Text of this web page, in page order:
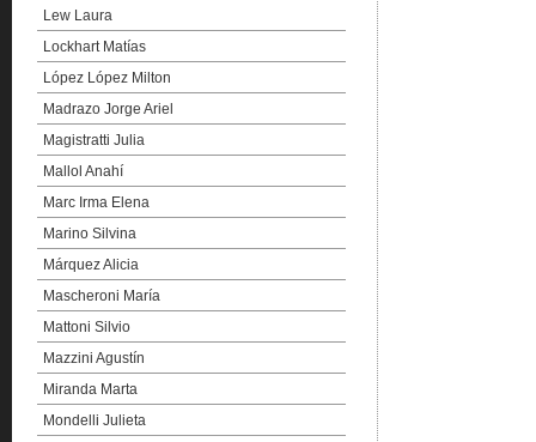
Lew Laura
Lockhart Matías
López López Milton
Madrazo Jorge Ariel
Magistratti Julia
Mallol Anahí
Marc Irma Elena
Marino Silvina
Márquez Alicia
Mascheroni María
Mattoni Silvio
Mazzini Agustín
Miranda Marta
Mondelli Julieta